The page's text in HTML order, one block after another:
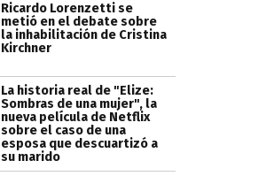
Ricardo Lorenzetti se
metió en el debate sobre
la inhabilitación de Cristina
Kirchner
La historia real de "Elize:
Sombras de una mujer", la
nueva película de Netflix
sobre el caso de una
esposa que descuartizó a
su marido